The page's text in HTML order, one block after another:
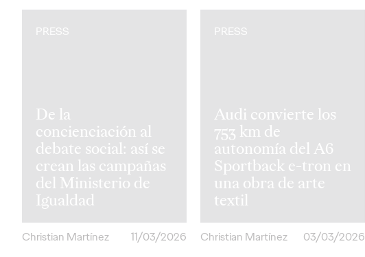
PRESS
De la
concienciación al
debate social: así se
crean las campañas
del Ministerio de
Igualdad
Christian Martínez
11/03/2026
PRESS
Audi convierte los
753 km de
autonomía del A6
Sportback e-tron en
una obra de arte
textil
Christian Martínez
03/03/2026